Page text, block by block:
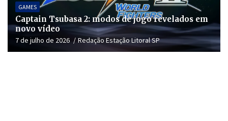
GAMES
Captain Tsubasa 2: modos de jogo revelados em
novo vídeo
7 de julho de 2026 Redação Estação Litoral SP